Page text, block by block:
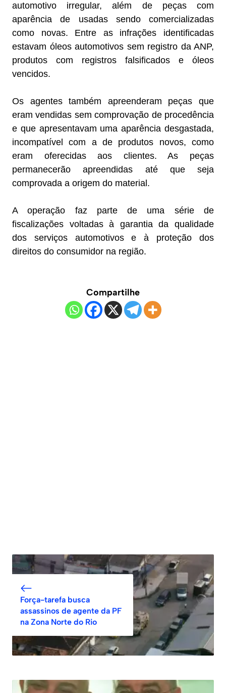
automotivo irregular, além de peças com
aparência de usadas sendo comercializadas
como novas. Entre as infrações identificadas
estavam óleos automotivos sem registro da ANP,
produtos com registros falsificados e óleos
vencidos.
Os agentes também apreenderam peças que
eram vendidas sem comprovação de procedência
e que apresentavam uma aparência desgastada,
incompatível com a de produtos novos, como
eram oferecidas aos clientes. As peças
permanecerão apreendidas até que seja
comprovada a origem do material.
A operação faz parte de uma série de
fiscalizações voltadas à garantia da qualidade
dos serviços automotivos e à proteção dos
direitos do consumidor na região.
Compartilhe
Força-tarefa busca
assassinos de agente da PF
na Zona Norte do Rio